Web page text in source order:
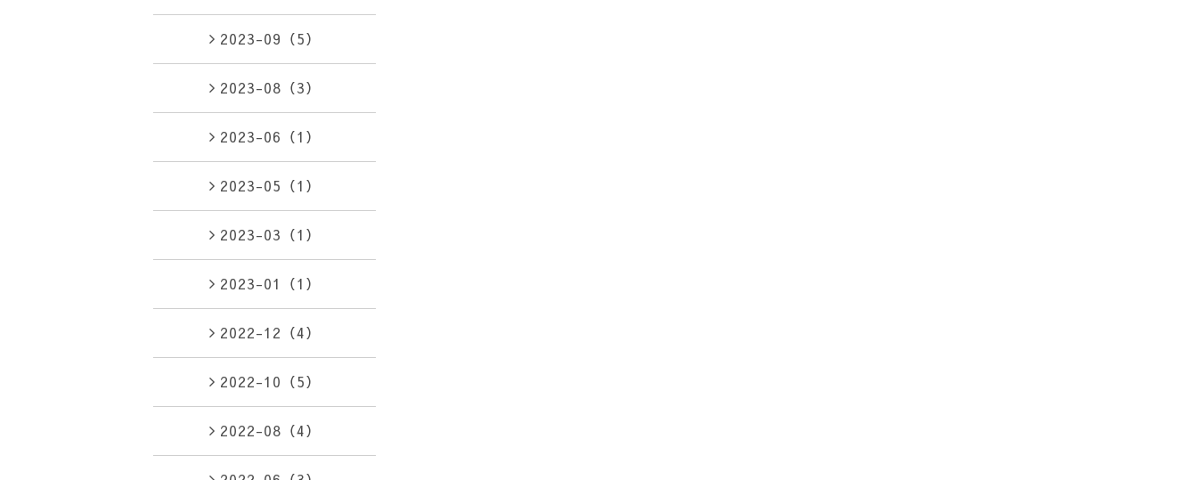
2023-09（5）
2023-08（3）
2023-06（1）
2023-05（1）
2023-03（1）
2023-01（1）
2022-12（4）
2022-10（5）
2022-08（4）